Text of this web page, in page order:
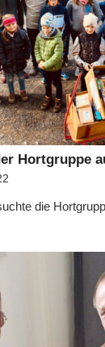
Hortgruppe
die